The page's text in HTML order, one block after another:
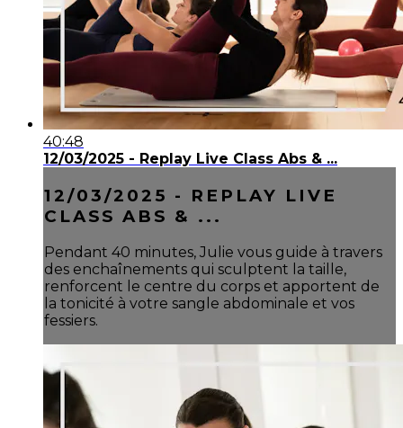
40:48
12/03/2025 - Replay Live Class Abs & ...
12/03/2025 - REPLAY LIVE
CLASS ABS & ...
Pendant 40 minutes, Julie vous guide à travers
des enchaînements qui sculptent la taille,
renforcent le centre du corps et apportent de
la tonicité à votre sangle abdominale et vos
fessiers.